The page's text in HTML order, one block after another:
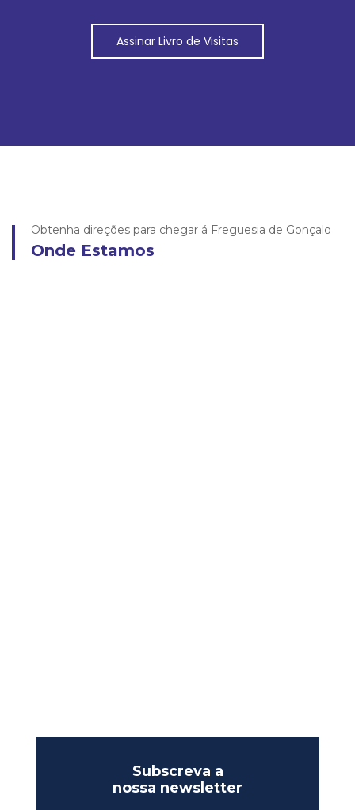
Assinar Livro de Visitas
Obtenha direções para chegar á Freguesia de Gonçalo
Onde Estamos
Subscreva a
nossa newsletter